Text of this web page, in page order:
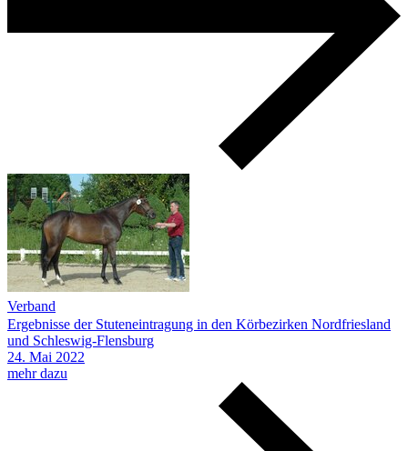
Verband
Ergebnisse der Stuteneintragung in den Körbezirken Nordfriesland
und Schleswig-Flensburg
24. Mai 2022
mehr dazu